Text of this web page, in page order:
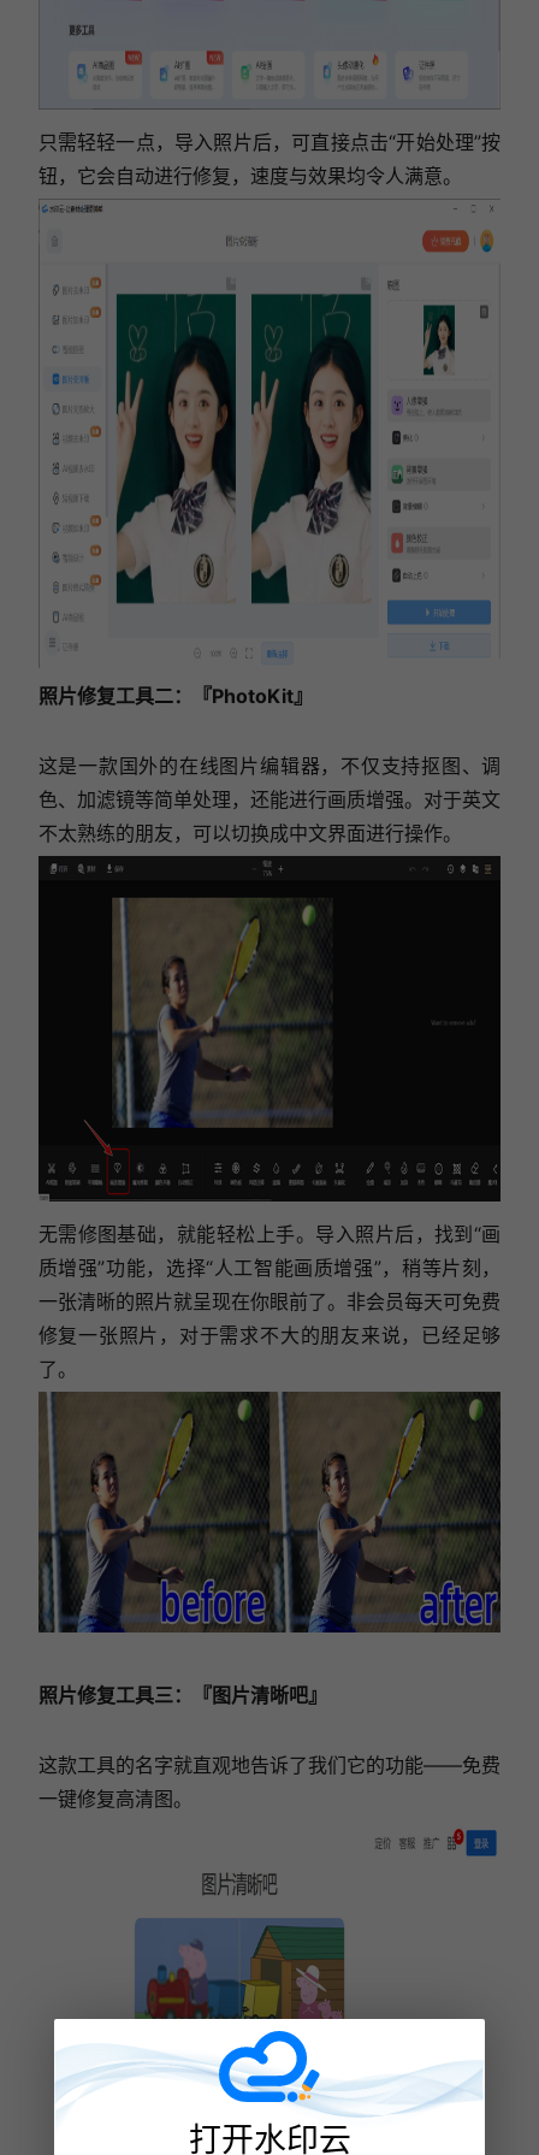
只需轻轻一点，导入照片后，可直接点击“开始处理”按
钮，它会自动进行修复，速度与效果均令人满意。
照片修复工具二：『PhotoKit』
这是一款国外的在线图片编辑器，不仅支持抠图、调
色、加滤镜等简单处理，还能进行画质增强。对于英文
不太熟练的朋友，可以切换成中文界面进行操作。
无需修图基础，就能轻松上手。导入照片后，找到“画
质增强”功能，选择“人工智能画质增强”，稍等片刻，
一张清晰的照片就呈现在你眼前了。非会员每天可免费
修复一张照片，对于需求不大的朋友来说，已经足够
了。
照片修复工具三：『图片清晰吧』
这款工具的名字就直观地告诉了我们它的功能——免费
一键修复高清图。
打开水印云